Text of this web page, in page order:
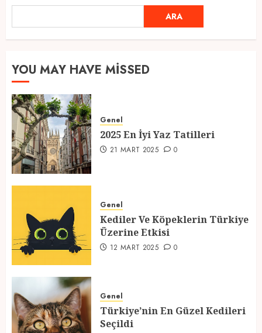
Ramazan Ayı 2025: Manevi
Atmosfer ve Özel Hazırlıklar
1
21 MART 2025
Üzerine Etkisi
12 MART 2025 0
3
Seçildi
12 MART 2025 0
ARA
YOU MAY HAVE MISSED
Genel
2025 En İyi Yaz Tatilleri
21 MART 2025 0
Genel
Kediler Ve Köpeklerin Türkiye
Üzerine Etkisi
12 MART 2025 0
Genel
Türkiye’nin En Güzel Kedileri
Seçildi